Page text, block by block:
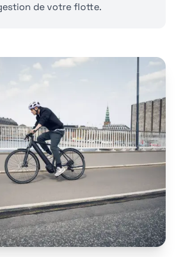
de votre flotte.